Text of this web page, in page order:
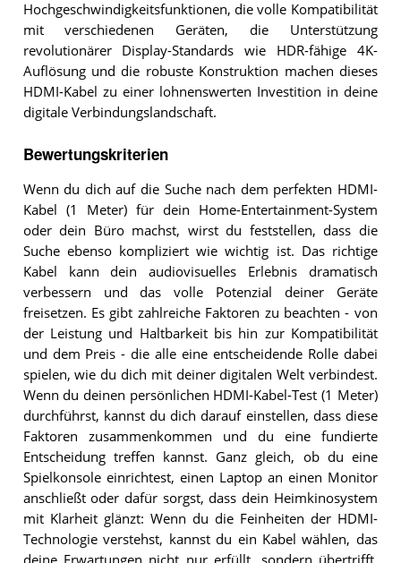
Hochgeschwindigkeitsfunktionen, die volle Kompatibilität
mit verschiedenen Geräten, die Unterstützung
revolutionärer Display-Standards wie HDR-fähige 4K-
Auflösung und die robuste Konstruktion machen dieses
HDMI-Kabel zu einer lohnenswerten Investition in deine
digitale Verbindungslandschaft.
Bewertungskriterien
Wenn du dich auf die Suche nach dem perfekten HDMI-
Kabel (1 Meter) für dein Home-Entertainment-System
oder dein Büro machst, wirst du feststellen, dass die
Suche ebenso kompliziert wie wichtig ist. Das richtige
Kabel kann dein audiovisuelles Erlebnis dramatisch
verbessern und das volle Potenzial deiner Geräte
freisetzen. Es gibt zahlreiche Faktoren zu beachten - von
der Leistung und Haltbarkeit bis hin zur Kompatibilität
und dem Preis - die alle eine entscheidende Rolle dabei
spielen, wie du dich mit deiner digitalen Welt verbindest.
Wenn du deinen persönlichen HDMI-Kabel-Test (1 Meter)
durchführst, kannst du dich darauf einstellen, dass diese
Faktoren zusammenkommen und du eine fundierte
Entscheidung treffen kannst. Ganz gleich, ob du eine
Spielkonsole einrichtest, einen Laptop an einen Monitor
anschließt oder dafür sorgst, dass dein Heimkinosystem
mit Klarheit glänzt: Wenn du die Feinheiten der HDMI-
Technologie verstehst, kannst du ein Kabel wählen, das
deine Erwartungen nicht nur erfüllt, sondern übertrifft.